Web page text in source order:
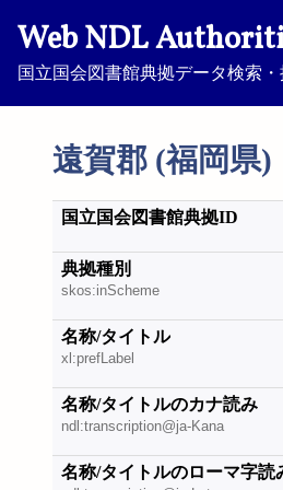
Web NDL
国立国会図書館典拠データ検索
遠賀郡 (福岡県)
国立国会図書館典拠ID
典拠種別
skos:inScheme
名称/タイトル
xl:prefLabel
名称/タイトルのカナ読み
ndl:transcription@ja-Kana
名称/タイトルのローマ字読